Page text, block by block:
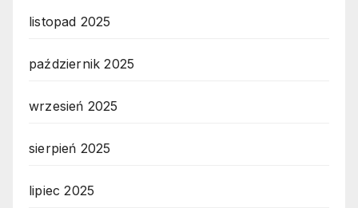
listopad 2025
październik 2025
wrzesień 2025
sierpień 2025
lipiec 2025